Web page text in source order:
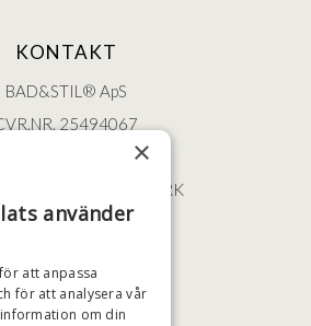
KONTAKT
BAD&STIL® ApS
25494067
202
• DANMARK
(0)79 008 12 60
×
använder
att anpassa
för att analysera vår
om din